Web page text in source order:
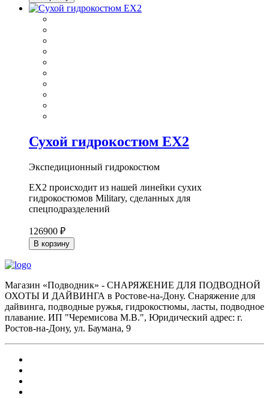
Сухой гидрокостюм EX2
Экспедиционный гидрокостюм
EX2 происходит из нашей линейки сухих
гидрокостюмов Military, сделанных для
спецподразделений
126900 ₽
В корзину
Магазин «Подводник» - СНАРЯЖЕНИЕ ДЛЯ ПОДВОДНОЙ
ОХОТЫ И ДАЙВИНГА в Ростове-на-Дону. Снаряжение для
дайвинга, подводные ружья, гидрокостюмы, ласты, подводное
плавание. ИП "Черемисова М.В.", Юридический адрес: г.
Ростов-на-Дону, ул. Баумана, 9